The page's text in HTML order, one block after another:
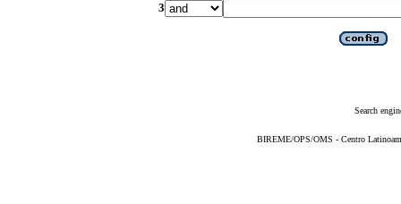
3
Search
BIREME/OPS/OMS - Centro